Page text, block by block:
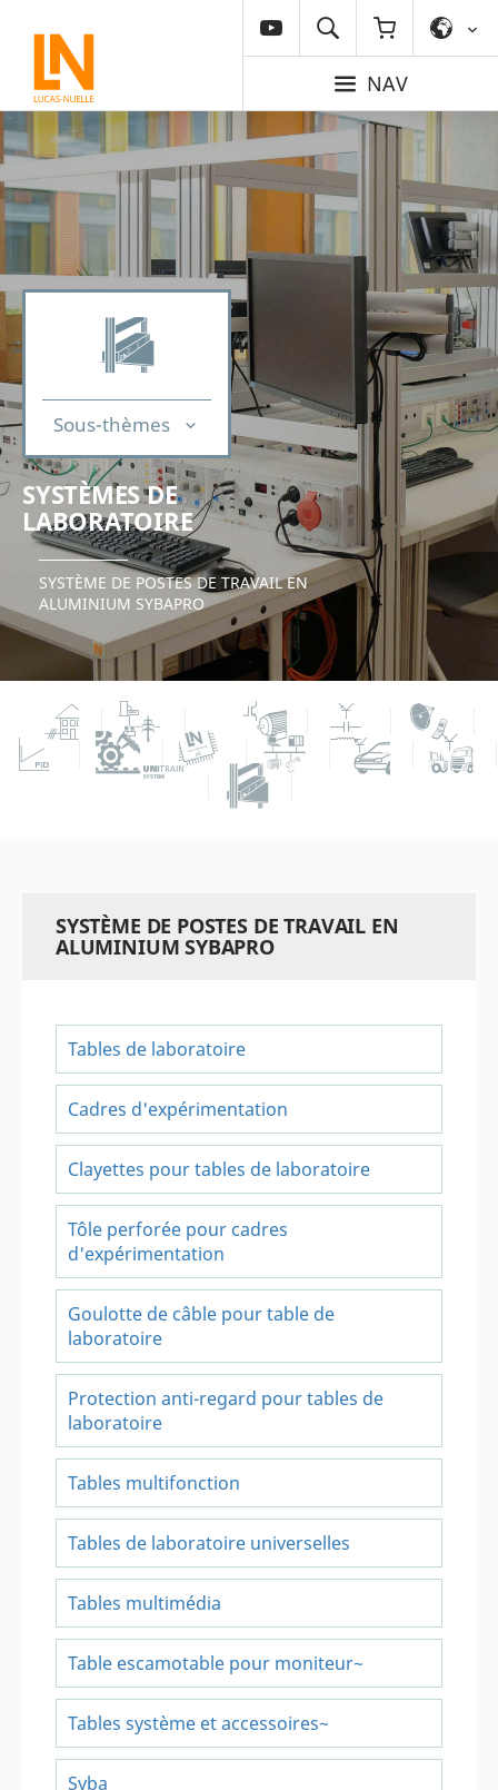
NAV
Sous-thèmes
SYSTÈMES DE
LABORATOIRE
SYSTÈME DE POSTES DE TRAVAIL EN
ALUMINIUM SYBAPRO
SYSTÈME DE POSTES DE TRAVAIL EN
ALUMINIUM SYBAPRO
Tables de laboratoire
Cadres d'expérimentation
Clayettes pour tables de laboratoire
Tôle perforée pour cadres
d'expérimentation
Goulotte de câble pour table de
laboratoire
Protection anti-regard pour tables de
laboratoire
Tables multifonction
Tables de laboratoire universelles
Tables multimédia
Table escamotable pour moniteur~
Tables système et accessoires~
Syba